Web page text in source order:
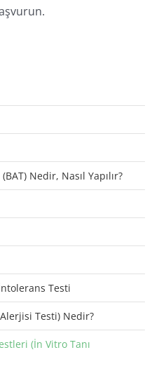
Nedir, Nasıl Yapılır?
Testi
Testi) Nedir?
(İn Vitro Tanı